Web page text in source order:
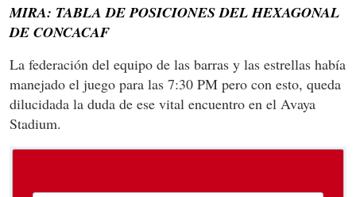
MIRA: TABLA DE POSICIONES DEL HEXAGONAL
DE CONCACAF
La federación del equipo de las barras y las estrellas había
manejado el juego para las 7:30 PM pero con esto, queda
dilucidada la duda de ese vital encuentro en el Avaya
Stadium.